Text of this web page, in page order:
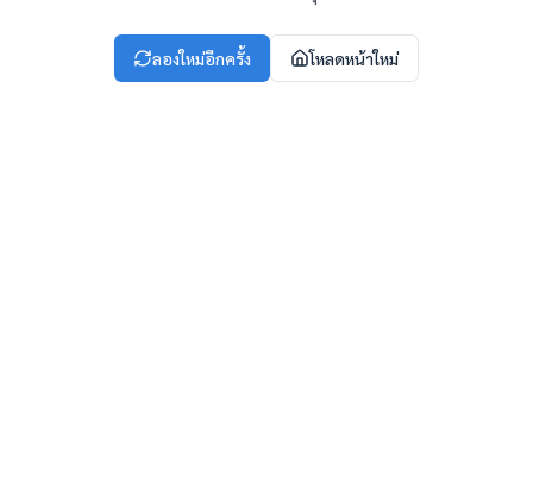
ลองใหม่อีกครั้ง โหลดหน้าใหม่